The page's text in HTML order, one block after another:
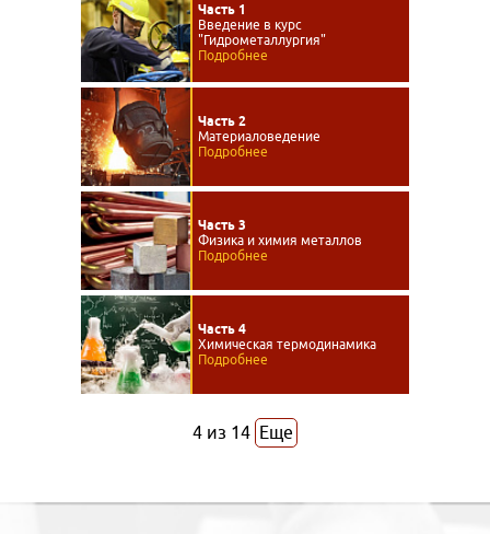
Часть 1
Введение в курс
"Гидрометаллургия"
Подробнее
Часть 2
Материаловедение
Подробнее
Часть 3
Физика и химия металлов
Подробнее
Часть 4
Химическая термодинамика
Подробнее
4 из 14 Еще